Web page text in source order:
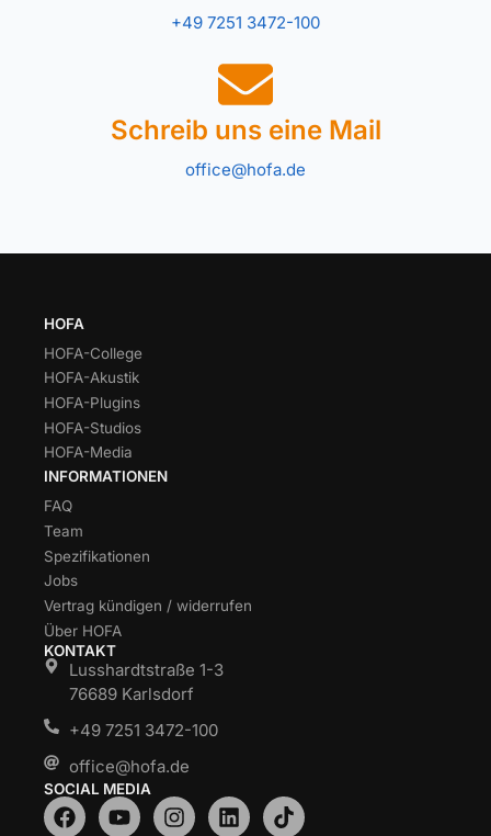
+49 7251 3472-100
Schreib uns eine Mail
office@hofa.de
HOFA
HOFA-College
HOFA-Akustik
HOFA-Plugins
HOFA-Studios
HOFA-Media
INFORMATIONEN
FAQ
Team
Spezifikationen
Jobs
Vertrag kündigen / widerrufen
Über HOFA
KONTAKT
Lusshardtstraße 1-3
76689 Karlsdorf
+49 7251 3472-100
office@hofa.de
SOCIAL MEDIA